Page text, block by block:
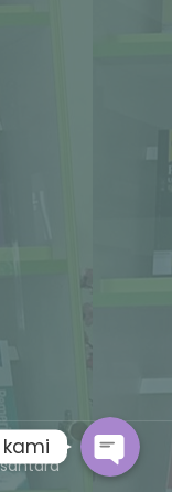
Phone